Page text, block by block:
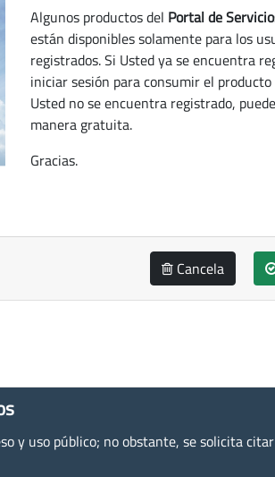
Algunos productos del Portal de
están disponibles solamente para los
registrados. Si Usted ya se encuentra
iniciar sesión para consumir el producto
Usted no se encuentra registrado,
manera gratuita.
Gracias.
Cancela
y uso público; no obstante, se solicita